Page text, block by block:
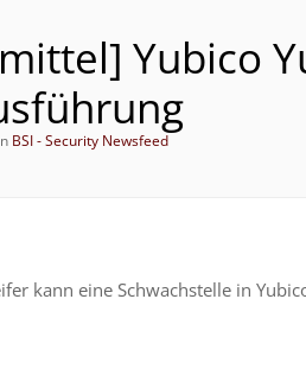
Yubico
BSI - Security Newsfeed
kann eine Schwachstelle in